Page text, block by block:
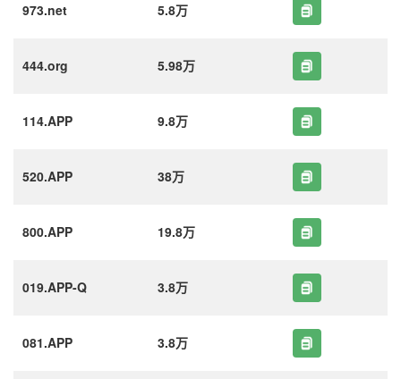
973.net 5.8万
444.org 5.98万
114.APP 9.8万
520.APP 38万
800.APP 19.8万
019.APP-Q 3.8万
081.APP 3.8万